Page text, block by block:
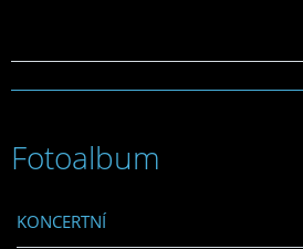
Fotoalbum
KONCERTNÍ